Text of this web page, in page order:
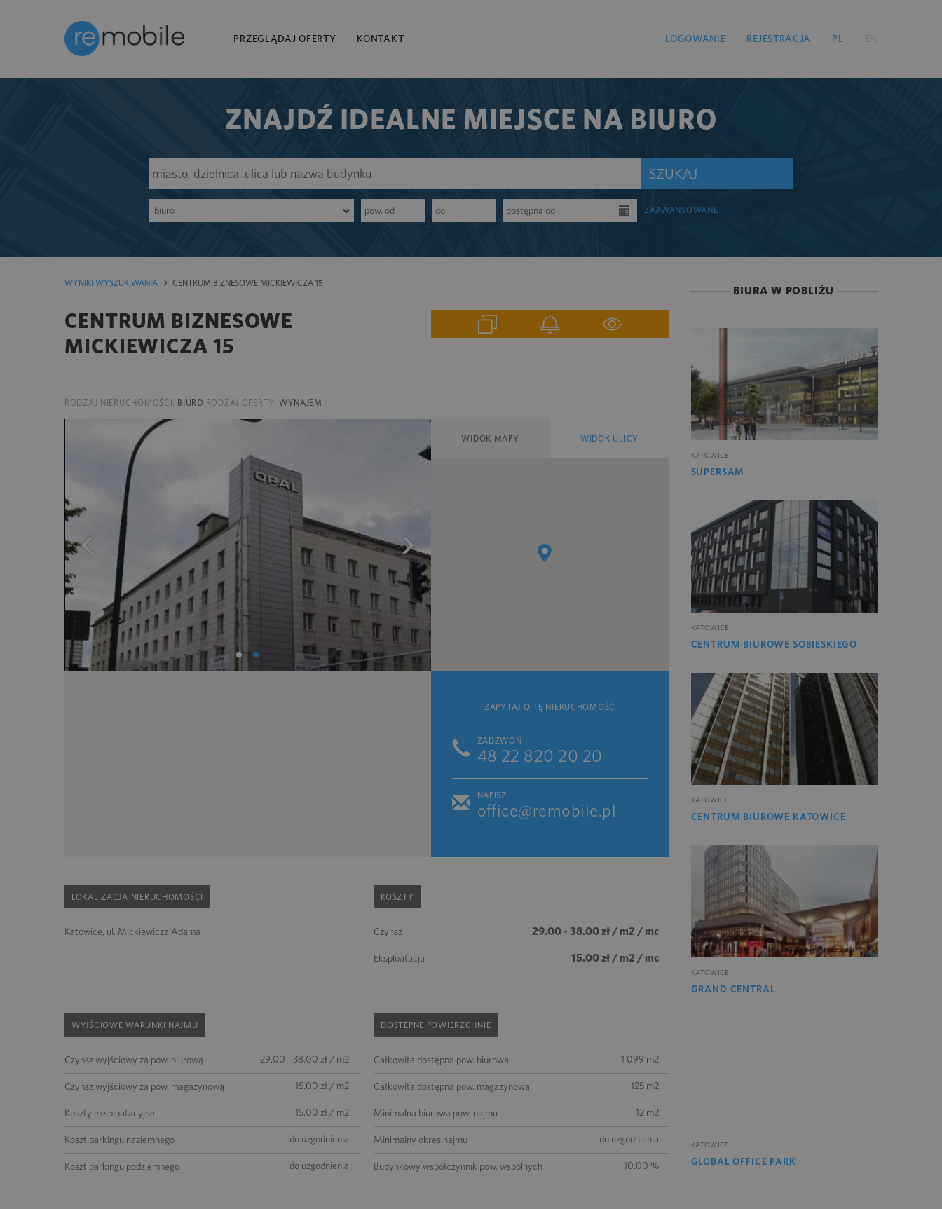
PRZEGLĄDAJ OFERTY KONTAKT PL EN
LOGOWANIE REJESTRACJA
ZNAJDŹ IDEALNE MIEJSCE NA BIURO
biuro
SZUKAJ
ZAAWANSOWANE
WYNIKI WYSZUKIWANIA CENTRUM BIZNESOWE MICKIEWICZA 15
CENTRUM BIZNESOWE
MICKIEWICZA 15
RODZAJ NIERUCHOMOŚCI: BIURO RODZAJ OFERTY: WYNAJEM
WIDOK MAPY WIDOK ULICY
ZAPYTAJ O TĘ NIERUCHOMOŚĆ
ZADZWOŃ
48 22 820 20 20
NAPISZ
office@remobile.pl
LOKALIZACJA NIERUCHOMOŚCI
Katowice, ul. Mickiewicza Adama
KOSZTY
Czynsz 29.00 - 38.00 zł / m2 / mc
Eksploatacja 15.00 zł / m2 / mc
WYJŚCIOWE WARUNKI NAJMU
Czynsz wyjściowy za pow. biurową 29.00 - 38.00 zł / m2
Czynsz wyjściowy za pow. magazynową 15.00 zł / m2
Koszty eksploatacyjne 15.00 zł / m2
Koszt parkingu naziemnego do uzgodnienia
Koszt parkingu podziemnego do uzgodnienia
DOSTĘPNE POWIERZCHNIE
Całkowita dostępna pow. biurowa 1 099 m2
Całkowita dostępna pow. magazynowa 125 m2
Minimalna biurowa pow. najmu 12 m2
Minimalny okres najmu do uzgodnienia
Budynkowy współczynnik pow. wspólnych 10.00 %
BIURA W POBLIŻU
KATOWICE
SUPERSAM
KATOWICE
CENTRUM BIUROWE SOBIESKIEGO
KATOWICE
CENTRUM BIUROWE KATOWICE
KATOWICE
GRAND CENTRAL
KATOWICE
GLOBAL OFFICE PARK